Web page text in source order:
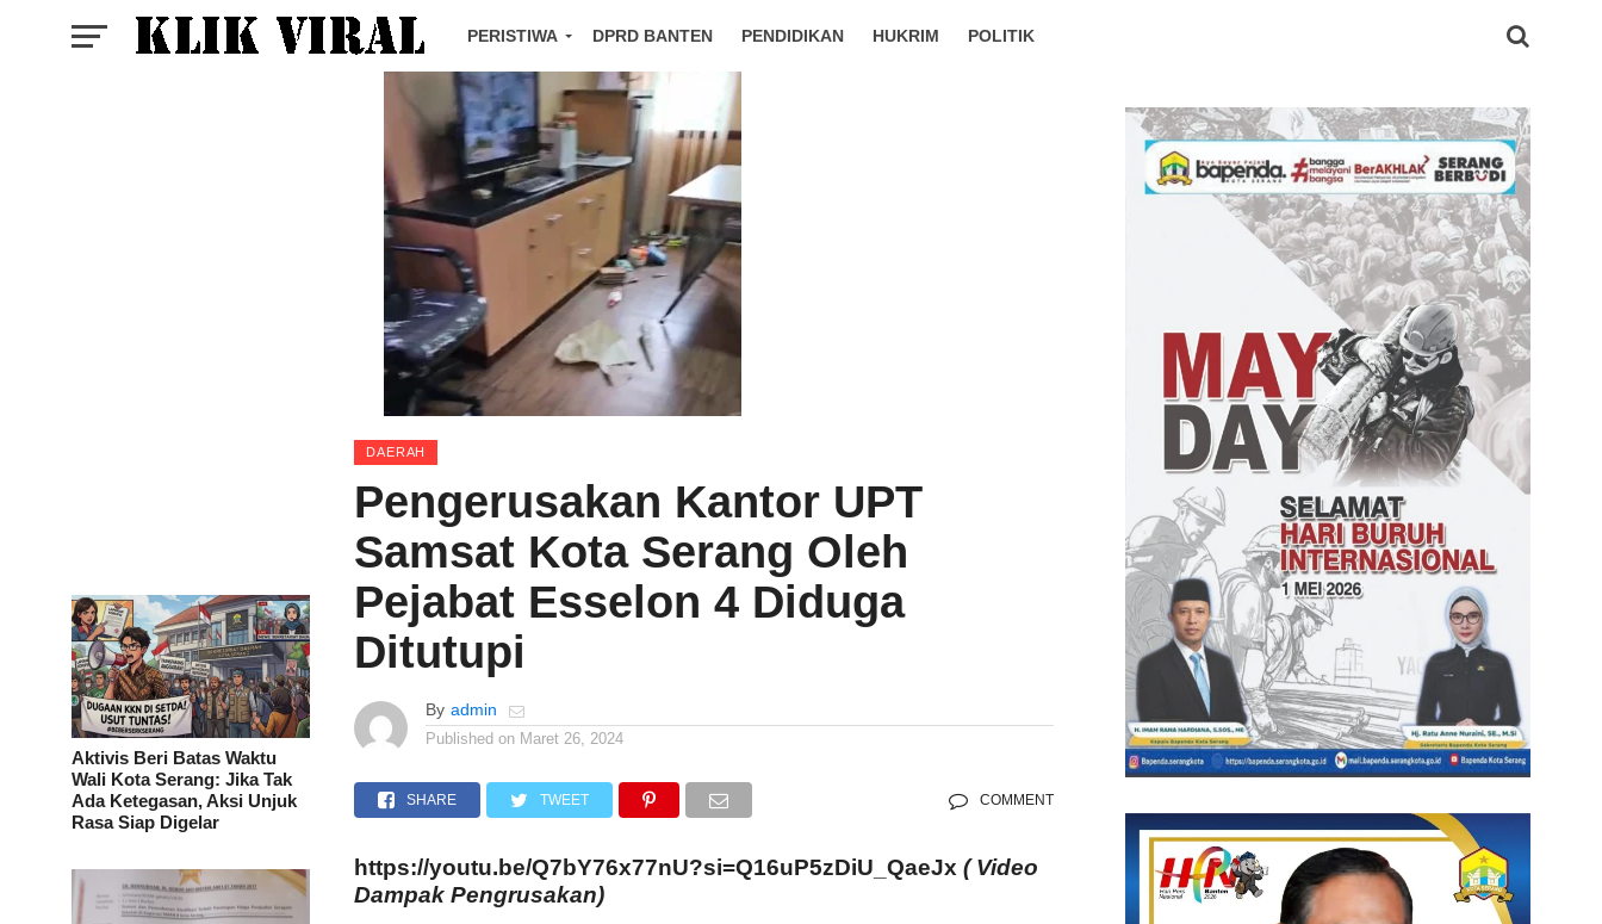
PERISTIWA DPRD BANTEN PENDIDIKAN HUKRIM POLITIK
Aktivis Beri Batas Waktu
Wali Kota Serang: Jika Tak
Ada Ketegasan, Aksi Unjuk
Rasa Siap Digelar
DAERAH
Pengerusakan Kantor UPT
Samsat Kota Serang Oleh
Pejabat Esselon 4 Diduga
Ditutupi
By admin
Published on Maret 26, 2024
SHARE TWEET COMMENT
https://youtu.be/Q7bY76x77nU?si=Q16uP5zDiU_QaeJx ( Video
Dampak Pengrusakan)